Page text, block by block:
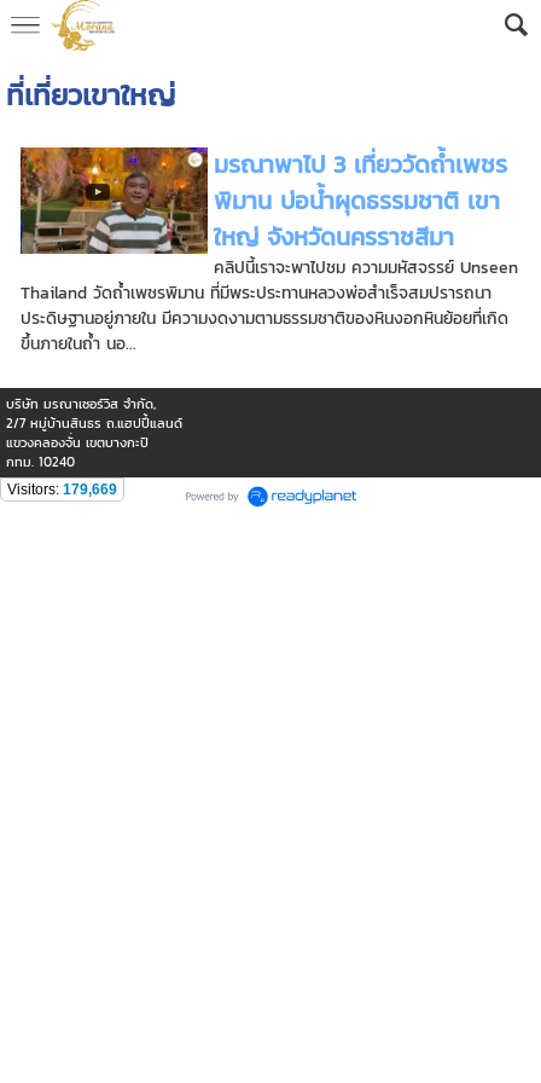
AW-16592682605
ที่เที่ยวเขาใหญ่
มรณาพาไป 3 เที่ยววัดถ้ำเพชร
พิมาน บ่อน้ำผุดธรรมชาติ เขา
ใหญ่ จังหวัดนครราชสีมา
คลิปนี้เราจะพาไปชม ความมหัสจรรย์ Unseen
Thailand วัดถ้ำเพชรพิมาน ที่มีพระประทานหลวงพ่อสำเร็จสมปรารถนา
ประดิษฐานอยู่ภายใน มีความงดงามตามธรรมชาติของหินงอกหินย้อยที่เกิด
ขึ้นภายในถ้ำ นอ...
บริษัท มรณาเซอร์วิส จำกัด,
2/7 หมู่บ้านสินธร ถ.แฮปปี้แลนด์
แขวงคลองจั่น เขตบางกะปิ
กทม. 10240
Visitors: 179,669